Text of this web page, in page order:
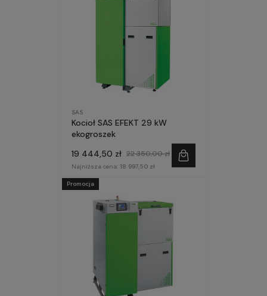
SAS
Kocioł SAS EFEKT 29 kW
ekogroszek
19 444,50 zł 22 350,00 zł
Najniższa cena: 18 997,50 zł
Promocja